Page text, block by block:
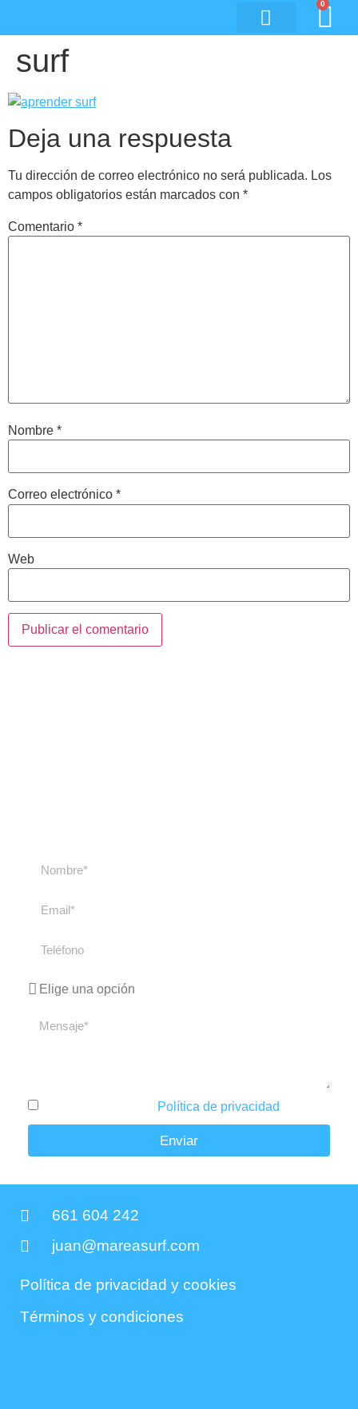
0
surf
Deja una respuesta
Tu dirección de correo electrónico no será publicada. Los
campos obligatorios están marcados con *
Comentario *
Nombre *
Correo electrónico *
Web
Política de privacidad
Enviar
661 604 242
juan@mareasurf.com
Política de privacidad y cookies
Términos y condiciones